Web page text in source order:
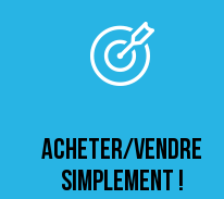
ACHETER/VENDRE
simplement !